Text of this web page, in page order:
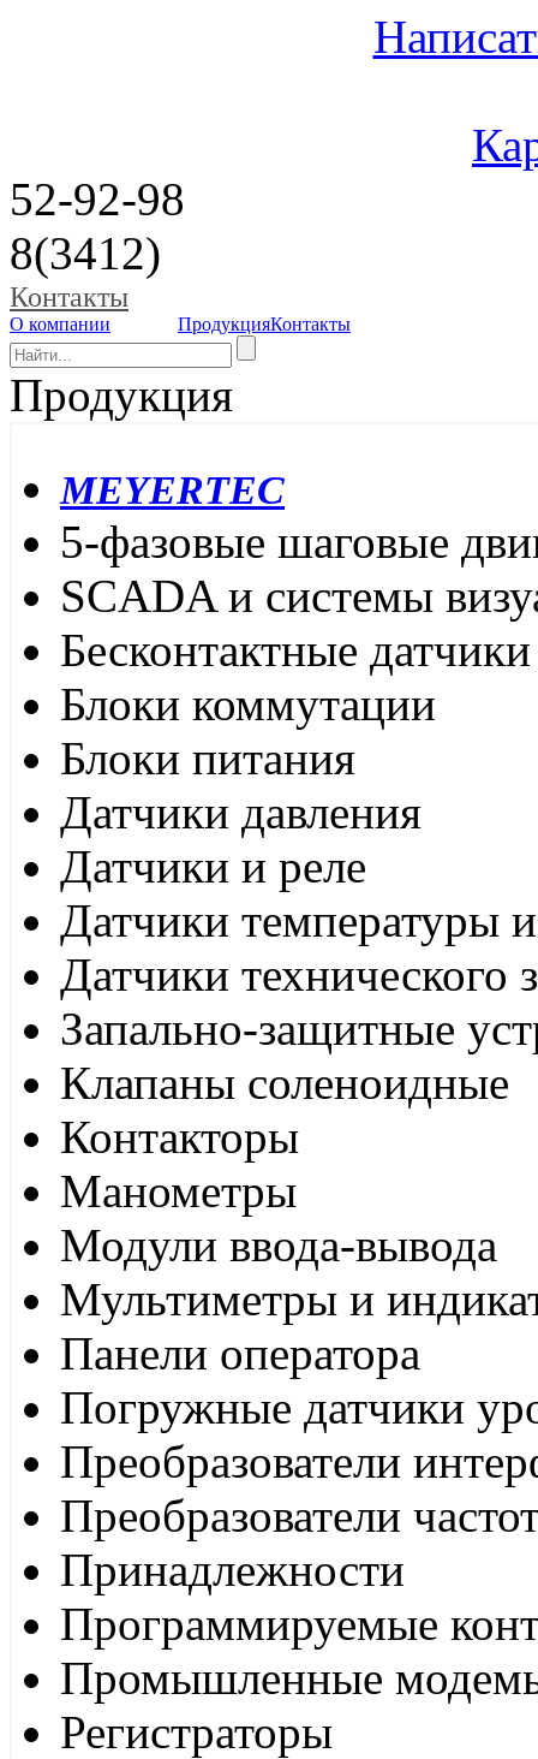
52-92-98
8(3412)
Контакты
О компании ПродукцияКонтакты
Продукция
MEYERTEC
5-фазовые шаговые
SCADA и системы
Бесконтактные датчики
Блоки коммутации
Блоки питания
Датчики давления
Датчики и реле
Датчики температуры
Датчики технического
Запально-защитные
Клапаны соленоидные
Контакторы
Манометры
Модули ввода-вывода
Мультиметры и
Панели оператора
Погружные датчики
Преобразователи
Преобразователи
Принадлежности
Программируемые
Промышленные
Регистраторы